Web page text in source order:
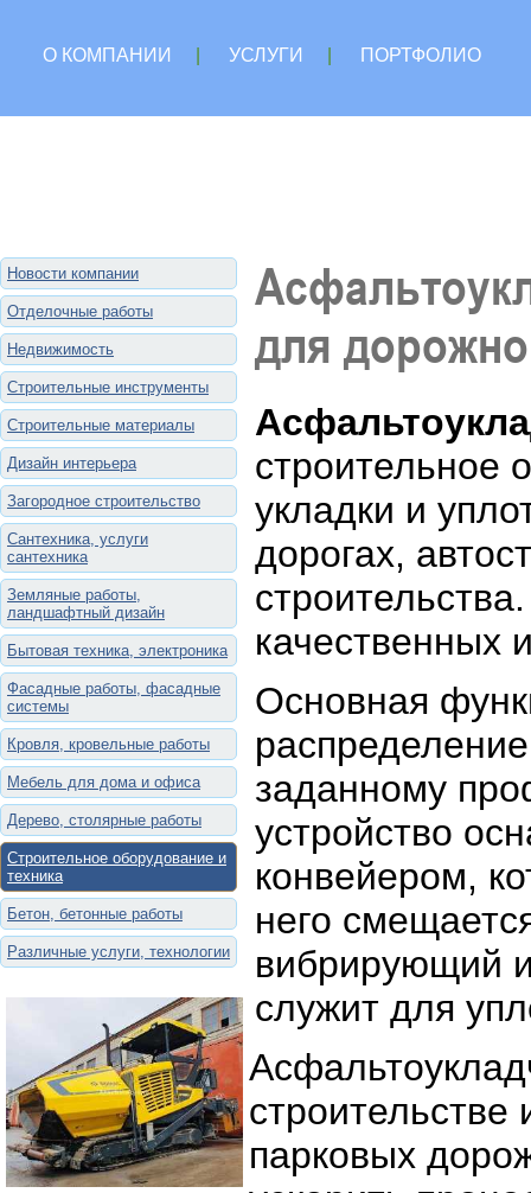
О КОМПАНИИ УСЛУГИ
ПОРТФОЛИО
Новости компании
Отделочные работы
Недвижимость
Строительные инструменты
Строительные материалы
Дизайн интерьера
Загородное строительство
Сантехника, услуги
сантехника
Земляные работы,
ландшафтный дизайн
Бытовая техника, электроника
Фасадные работы, фасадные
системы
Кровля, кровельные работы
Мебель для дома и офиса
Дерево, столярные работы
Строительное оборудование и
техника
Бетон, бетонные работы
Различные услуги, технологии
для
строительное
укладки и
дорогах,
качественных
Основная
заданному
устройство
конвейером,
него
вибрирующий
служит для
строительстве
парковых